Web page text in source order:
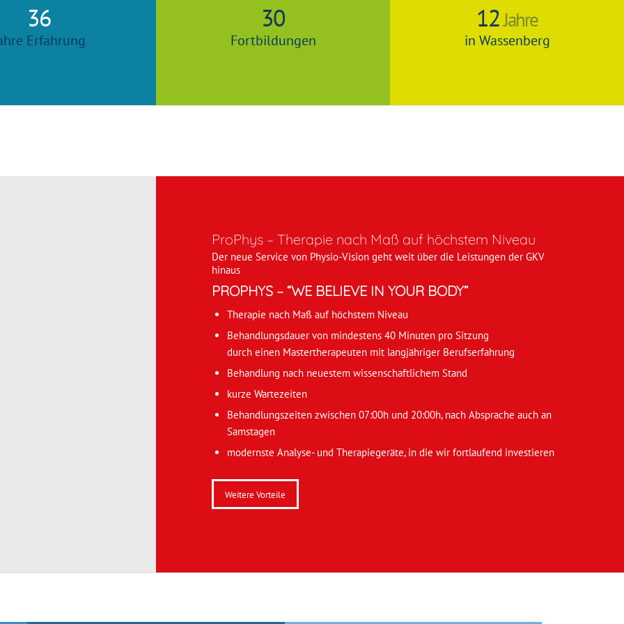
36
Erfahrung
30
Fortbildungen
12Jahre
in Wassenberg
ProPhys – Therapie nach Maß auf höchstem Niveau
Der neue Service von Physio-Vision geht weit über die Leistungen der GKV
hinaus
PROPHYS – “WE BELIEVE IN YOUR BODY”
Therapie nach Maß auf höchstem Niveau
Behandlungsdauer von mindestens 40 Minuten pro Sitzung
durch einen Mastertherapeuten mit langjähriger Berufserfahrung
Behandlung nach neuestem wissenschaftlichem Stand
kurze Wartezeiten
Behandlungszeiten zwischen 07:00h und 20:00h, nach Absprache auch an
Samstagen
modernste Analyse- und Therapiegeräte, in die wir fortlaufend investieren
Weitere Vorteile